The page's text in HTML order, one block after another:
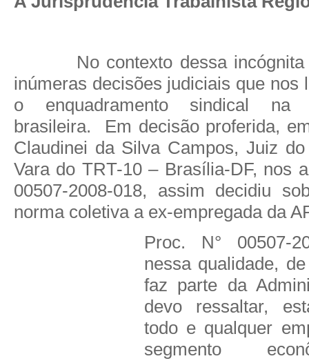
No contexto dessa
inúmeras decisões judiciais que nos
o enquadramento sindical na
brasileira.
Em decisão proferida,
Claudinei da Silva Campos, Juiz
Vara do TRT-10 – Brasília-DF, nos
00507-2008-018, assim decidiu
norma coletiva a ex-empregada da
Proc. N° 00507-
nessa qualidade,
faz parte da
devo ressaltar,
todo e qualquer
segmento